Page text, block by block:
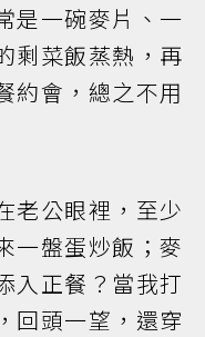
是一碗麥片、一
剩菜飯蒸熱，再
約會，總之不用
老公眼裡，至少
一盤蛋炒飯；麥
入正餐？當我打
回頭一望，還穿